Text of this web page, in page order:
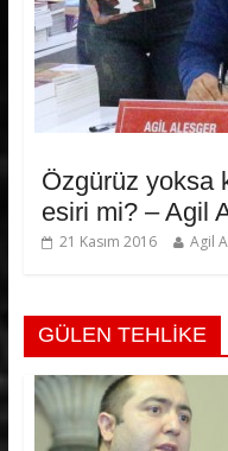
Özgürüz yoksa
esiri mi? – Agil
21 Kasım 2016 Agil
GÜLEN TEHLİKE